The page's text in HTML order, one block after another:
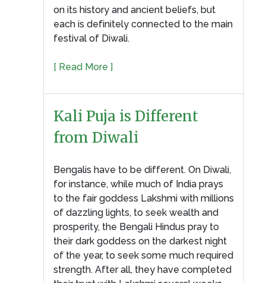
on its history and ancient beliefs, but
each is definitely connected to the main
festival of Diwali.
[ Read More ]
Kali Puja is Different
from Diwali
Bengalis have to be different. On Diwali,
for instance, while much of India prays
to the fair goddess Lakshmi with millions
of dazzling lights, to seek wealth and
prosperity, the Bengali Hindus pray to
their dark goddess on the darkest night
of the year, to seek some much required
strength. After all, they have completed